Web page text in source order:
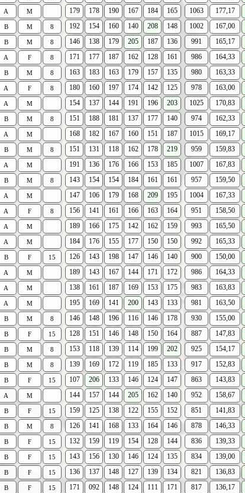
A M 179 178 190 167 184 165 1063 177,17
B M 8 192 154 160 140 208 148 1002 167,00
B M 8 146 138 179 205 187 136 991 165,17
A F 8 171 177 187 162 128 161 986 164,33
B M 8 163 183 163 179 157 135 980 163,33
A F 8 180 160 197 174 142 125 978 163,00
A M 154 137 144 191 196 203 1025 170,83
B M 8 151 188 181 137 177 140 974 162,33
A M 168 182 167 160 151 187 1015 169,17
B M 8 151 131 118 162 178 219 959 159,83
A M 191 136 176 166 153 185 1007 167,83
B M 8 143 154 154 184 161 161 957 159,50
A M 147 106 179 168 209 195 1004 167,33
A F 8 156 141 161 166 163 164 951 158,50
A M 189 166 175 142 162 159 993 165,50
A M 184 176 155 177 150 150 992 165,33
B F 15 126 143 198 147 146 140 900 150,00
A M 189 143 167 144 171 172 986 164,33
A M 138 161 187 169 153 175 983 163,83
A M 195 169 141 200 143 133 981 163,50
B M 8 146 148 196 116 146 178 930 155,00
B F 15 128 151 146 148 150 164 887 147,83
B M 8 153 118 139 114 199 202 925 154,17
B M 8 139 169 172 119 185 133 917 152,83
B F 15 107 206 133 146 124 147 863 143,83
A M 144 157 144 205 162 140 952 158,67
B F 15 159 125 138 122 155 152 851 141,83
B M 8 126 141 168 133 164 146 878 146,33
B F 15 132 159 119 154 128 144 836 139,33
B F 15 143 156 130 146 124 135 834 139,00
B F 15 136 137 148 127 139 134 821 136,83
B F 15 171 092 148 124 111 171 817 136,17